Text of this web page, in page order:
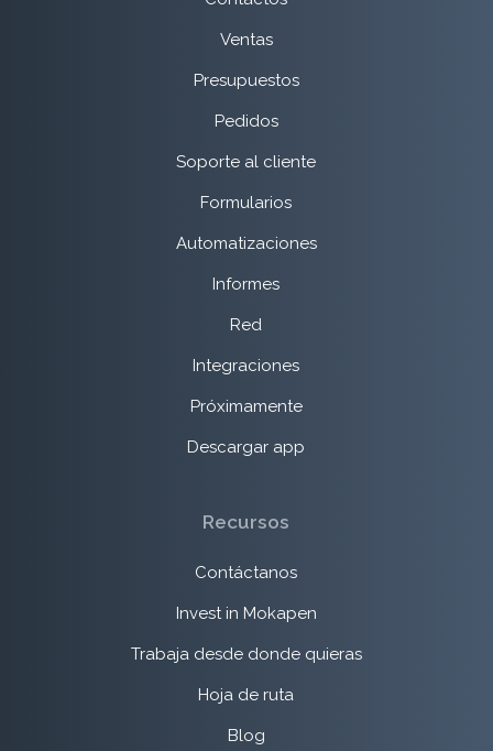
Ventas
Presupuestos
Pedidos
Soporte al cliente
Formularios
Automatizaciones
Informes
Red
Integraciones
Próximamente
Descargar app
Recursos
Contáctanos
Invest in Mokapen
Trabaja desde donde quieras
Hoja de ruta
Blog